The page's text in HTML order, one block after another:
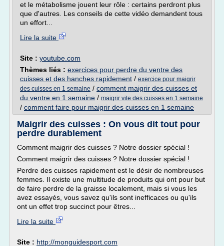
et le métabolisme jouent leur rôle : certains perdront plus
que d'autres. Les conseils de cette vidéo demandent tous
un effort...
Lire la suite
Site : youtube.com
Thèmes liés : exercices pour perdre du ventre des
cuisses et des hanches rapidement / exercice pour maigrir
des cuisses en 1 semaine / comment maigrir des cuisses et
du ventre en 1 semaine / maigrir vite des cuisses en 1 semaine
/ comment faire pour maigrir des cuisses en 1 semaine
Maigrir des cuisses : On vous dit tout pour
perdre durablement
Comment maigrir des cuisses ? Notre dossier spécial !
Comment maigrir des cuisses ? Notre dossier spécial !
Perdre des cuisses rapidement est le désir de nombreuses
femmes. Il existe une multitude de produits qui ont pour but
de faire perdre de la graisse localement, mais si vous les
avez essayés, vous savez qu'ils sont inefficaces ou qu'ils
ont un effet trop succinct pour êtres...
Lire la suite
Site : http://monguidesport.com